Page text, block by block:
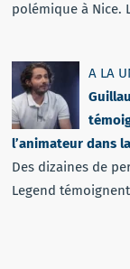
polémique à Nice.
A LA
l’animateur dans
Des dizaines de
Legend